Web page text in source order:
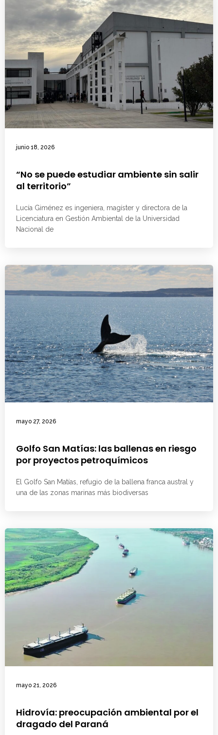
junio 18, 2026
“No se puede estudiar ambiente sin salir
al territorio”
Lucía Giménez es ingeniera, magíster y directora de la
Licenciatura en Gestión Ambiental de la Universidad
Nacional de
mayo 27, 2026
Golfo San Matías: las ballenas en riesgo
por proyectos petroquímicos
El Golfo San Matías, refugio de la ballena franca austral y
una de las zonas marinas más biodiversas
mayo 21, 2026
Hidrovía: preocupación ambiental por el
dragado del Paraná